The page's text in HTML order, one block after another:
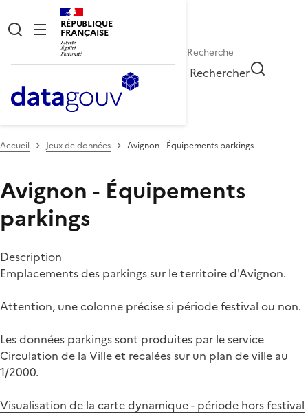
RÉPUBLIQUE
FRANÇAISE
Rechercher
Accueil Jeux de données Avignon - Équipements parkings
Avignon - Équipements
parkings
Description
Emplacements des parkings sur le territoire d'Avignon.
Attention, une colonne précise si période festival ou non.
Les données parkings sont produites par le service
Circulation de la Ville et recalées sur un plan de ville au
1/2000.
Visualisation de la carte dynamique - période hors festival